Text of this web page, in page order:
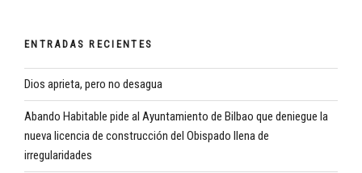
ENTRADAS RECIENTES
Dios aprieta, pero no desagua
Abando Habitable pide al Ayuntamiento de Bilbao que deniegue la
nueva licencia de construcción del Obispado llena de
irregularidades